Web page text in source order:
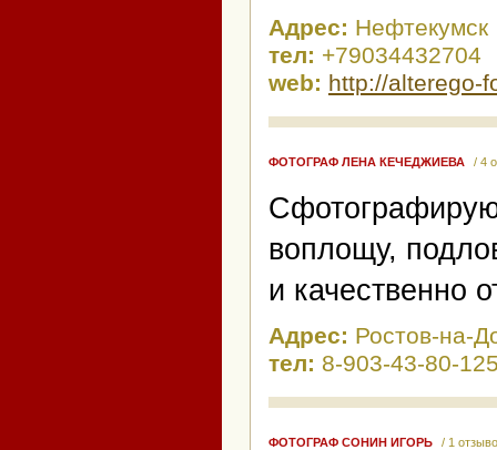
Адрес: Нефтекумск
тел: +79034432704
web: http://alterego-
ФОТОГРАФ ЛЕНА КЕЧЕДЖИЕВА / 4
воплощу,
и качественно
Адрес: Ростов-на-
тел: 8-903-43-80-
ФОТОГРАФ СОНИН ИГОРЬ / 1